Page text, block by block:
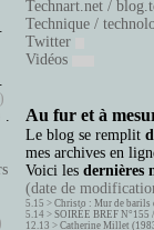
.
.
.
Technart.net /
Technique /
Twitter
Vidéos
Au fur et à
Le blog se remplit
mes archives en
Voici les dernières
(date de
5.15 > Christo : Mur de barils
5.14 > SOIRÉE BREF
12.13 > Catherine Millet